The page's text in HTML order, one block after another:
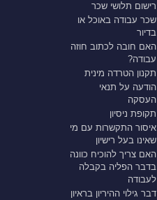
רישום תלושי שכר
שכר עבודה באוכל או
בדיור
האם חובה לכתוב חוזה
עבודה?
תקנון הטרדה מינית
הודעה על תנאי
העסקה
תקופת ניסיון
איסור התקשרות עם מי
שאינו בעל רישיון
האם צריך להוכיח כוונה
בדבר הפליה בקבלה
לעבודה
דבר גילוי ההיריון בראיון